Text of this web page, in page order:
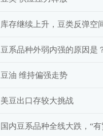
库存继续上升，豆类反弹空
豆系品种外弱内强的原因是
豆油 维持偏强走势
美豆出口存较大挑战
国内豆系品种全线大跌，“